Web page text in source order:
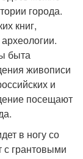
города.
книг,
быта
живописи
и
посещают
в ногу со
с грантовыми